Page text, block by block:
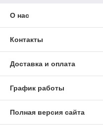
О нас
Контакты
Доставка и оплата
График работы
Полная версия сайта